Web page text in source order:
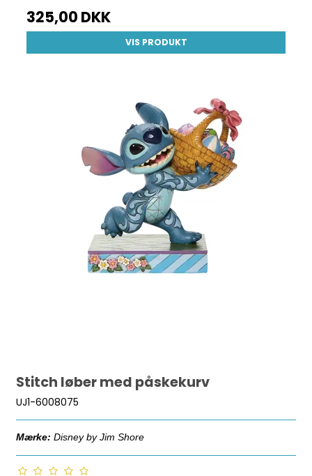
325,00 DKK
VIS PRODUKT
Stitch løber med påskekurv
UJ1-6008075
Mærke: Disney by Jim Shore